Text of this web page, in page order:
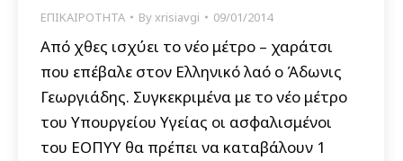
ΕΠΙΚΑΙΡΟΤΗΤΑ Byxrisiavgi 09/01/2014
Από χθες ισχύει το νέο μέτρο – χαράτσι
που επέβαλε στον Ελληνικό λαό ο Άδωνις
Γεωργιάδης. Συγκεκριμένα με το νέο μέτρο
του Υπουργείου Υγείας οι ασφαλισμένοι
του ΕΟΠΥΥ θα πρέπει να καταβάλουν 1